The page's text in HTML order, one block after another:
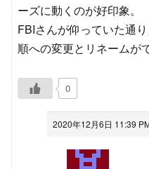
ーズに動くのが好印象。
FBIさんが仰っていた通
順への変更とリネームが
0
2020年12月6日 11:39